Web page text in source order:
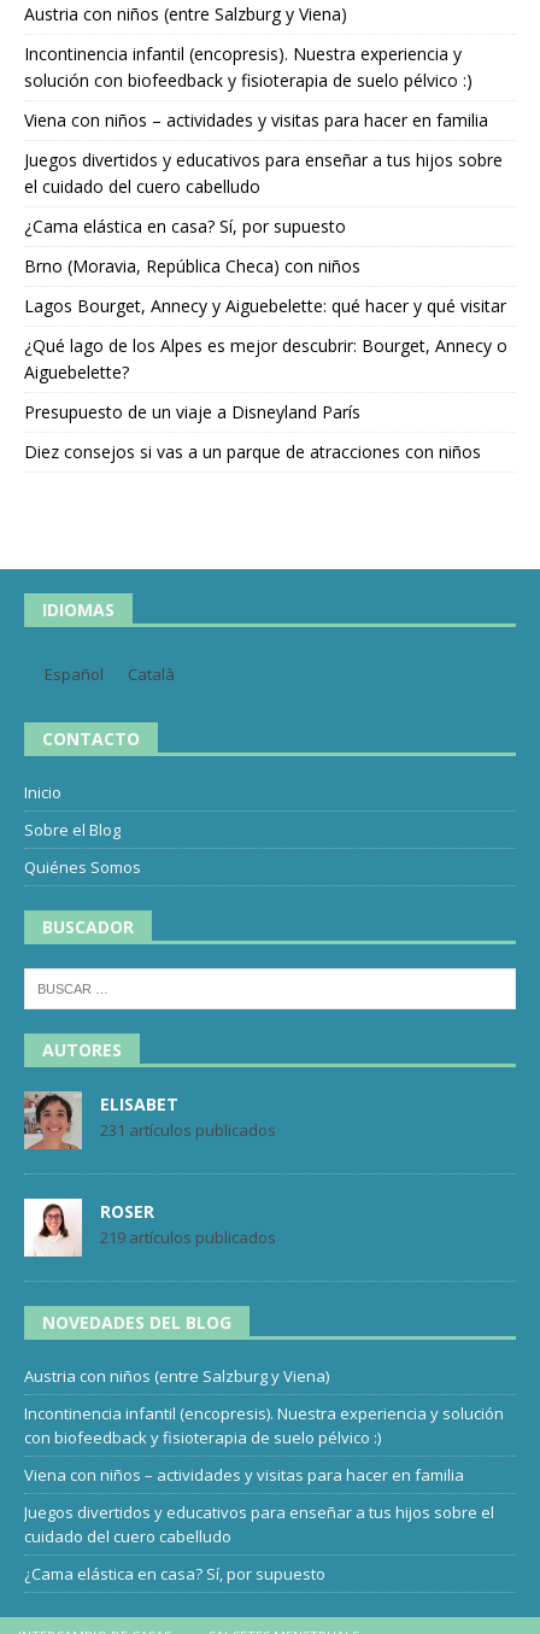
Austria con niños (entre Salzburg y Viena)
Incontinencia infantil (encopresis). Nuestra experiencia y
solución con biofeedback y fisioterapia de suelo pélvico :)
Viena con niños – actividades y visitas para hacer en familia
Juegos divertidos y educativos para enseñar a tus hijos sobre
el cuidado del cuero cabelludo
¿Cama elástica en casa? Sí, por supuesto
Brno (Moravia, República Checa) con niños
Lagos Bourget, Annecy y Aiguebelette: qué hacer y qué visitar
¿Qué lago de los Alpes es mejor descubrir: Bourget, Annecy o
Aiguebelette?
Presupuesto de un viaje a Disneyland París
Diez consejos si vas a un parque de atracciones con niños
IDIOMAS
Español Català
CONTACTO
Inicio
Sobre el Blog
Quiénes Somos
BUSCADOR
AUTORES
ELISABET
231 artículos publicados
ROSER
219 artículos publicados
NOVEDADES DEL BLOG
Austria con niños (entre Salzburg y Viena)
Incontinencia infantil (encopresis). Nuestra experiencia y solución
con biofeedback y fisioterapia de suelo pélvico :)
Viena con niños – actividades y visitas para hacer en familia
Juegos divertidos y educativos para enseñar a tus hijos sobre el
cuidado del cuero cabelludo
¿Cama elástica en casa? Sí, por supuesto